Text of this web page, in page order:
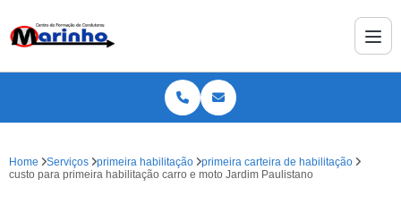
Home Serviços primeira habilitação
primeira carteira de habilitação
custo para primeira habilitação carro e moto Jardim Paulistano